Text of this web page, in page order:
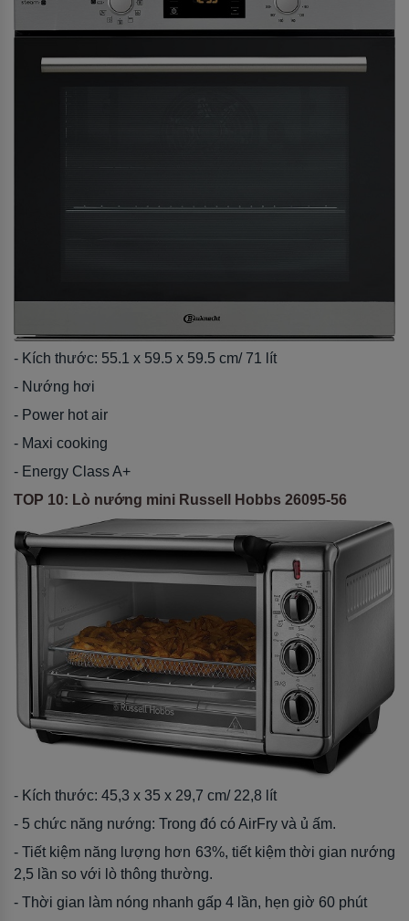
- Kích thước: 55.1 x 59.5 x 59.5 cm/ 71 lít
- Nướng hơi
- Power hot air
- Maxi cooking
- Energy Class A+
TOP 10: Lò nướng mini Russell Hobbs 26095-56
- Kích thước: 45,3 x 35 x 29,7 cm/ 22,8 lít
- 5 chức năng nướng: Trong đó có AirFry và ủ ấm.
- Tiết kiệm năng lượng hơn 63%, tiết kiệm thời gian nướng
2,5 lần so với lò thông thường.
- Thời gian làm nóng nhanh gấp 4 lần, hẹn giờ 60 phút